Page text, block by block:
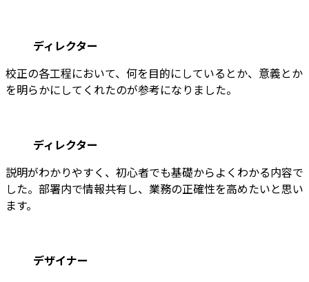
ディレクター
校正の各工程において、何を目的にしているとか、意義とか
を明らかにしてくれたのが参考になりました。
ディレクター
説明がわかりやすく、初心者でも基礎からよくわかる内容で
した。部署内で情報共有し、業務の正確性を高めたいと思い
ます。
デザイナー